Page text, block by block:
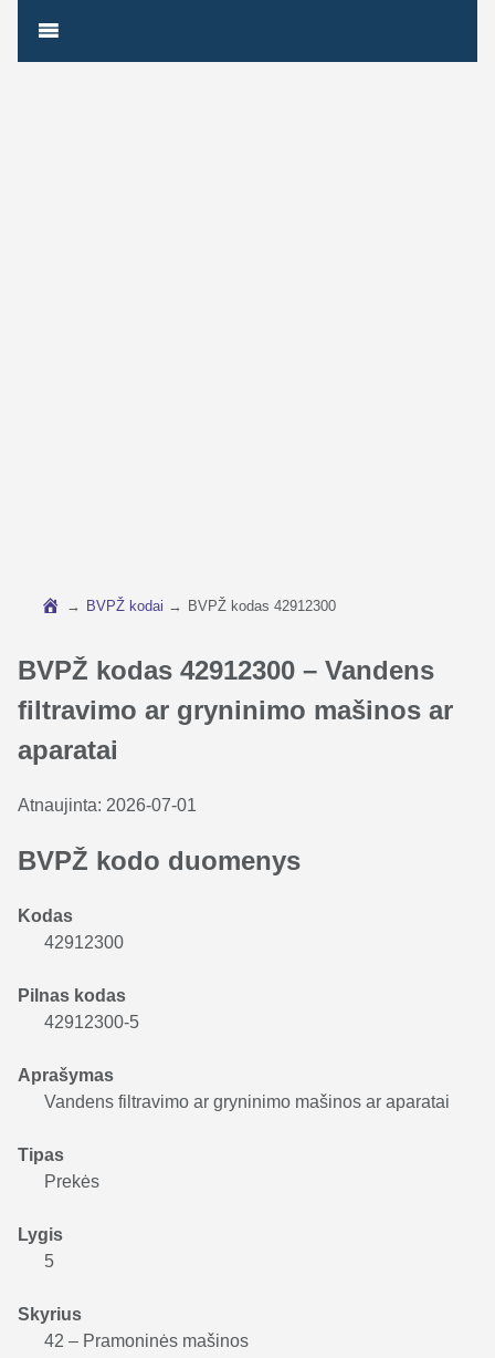
→ BVPŽ kodai → BVPŽ kodas 42912300
BVPŽ kodas 42912300 – Vandens
filtravimo ar gryninimo mašinos ar
aparatai
Atnaujinta: 2026-07-01
BVPŽ kodo duomenys
Kodas
42912300
Pilnas kodas
42912300-5
Aprašymas
Vandens filtravimo ar gryninimo mašinos ar aparatai
Tipas
Prekės
Lygis
5
Skyrius
42 – Pramoninės mašinos